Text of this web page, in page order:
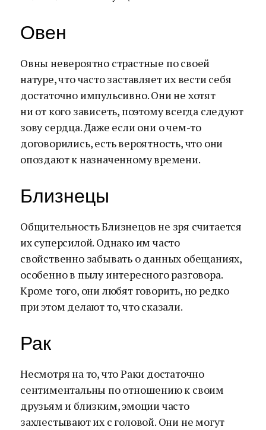
Овен
Овны невероятно страстные по своей
натуре, что часто заставляет их вести себя
достаточно импульсивно. Они не хотят
ни от кого зависеть, поэтому всегда следуют
зову сердца. Даже если они о чем-то
договорились, есть вероятность, что они
опоздают к назначенному времени.
Близнецы
Общительность Близнецов не зря считается
их суперсилой. Однако им часто
свойственно забывать о данных обещаниях,
особенно в пылу интересного разговора.
Кроме того, они любят говорить, но редко
при этом делают то, что сказали.
Рак
Несмотря на то, что Раки достаточно
сентиментальны по отношению к своим
друзьям и близким, эмоции часто
захлестывают их с головой. Они не могут